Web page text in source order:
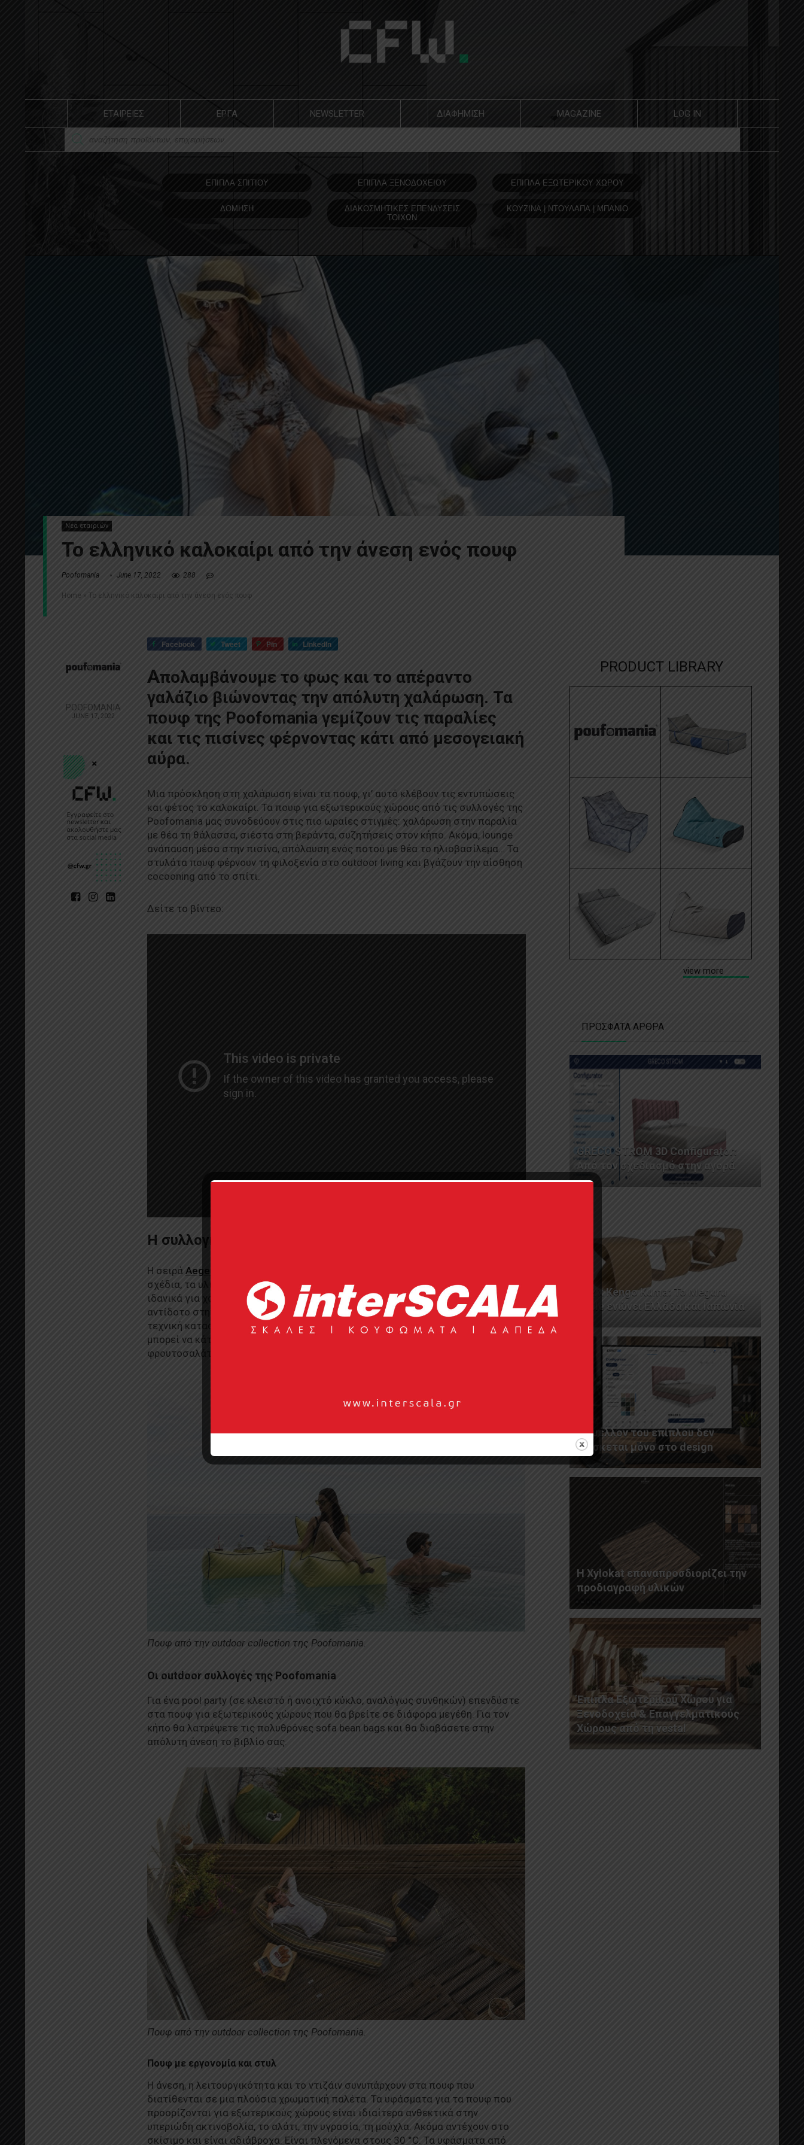
ΕΤΑΙΡΕΙΕΣ ΕΡΓΑ NEWSLETTER ΔΙΑΦΗΜΙΣΗ MAGAZINE LOG IN
ΕΠΙΠΛΑ ΣΠΙΤΙΟΥ ΕΠΙΠΛΑ ΞΕΝΟΔOΧΕΙΟΥ ΕΠΙΠΛΑ ΕΞΩΤΕΡΙΚΟΥ ΧΩΡΟΥ
ΔΟΜΗΣΗ
ΔΙΑΚΟΣΜΗΤΙΚΕΣ ΕΠΕΝΔΥΣΕΙΣ
ΤΟΙΧΩΝ
ΚΟΥΖΙΝΑ | ΝΤΟΥΛΑΠΑ | ΜΠΑΝΙΟ
Νέα εταιριών
Το ελληνικό καλοκαίρι από την άνεση ενός πουφ
Poofomania June 17, 2022 288
Home » Το ελληνικό καλοκαίρι από την άνεση ενός πουφ
POOFOMANIA
JUNE 17, 2022
Facebook Tweet Pin LinkedIn
Απολαμβάνουμε το φως και το απέραντο
γαλάζιο βιώνοντας την απόλυτη χαλάρωση. Τα
πουφ της Poofomania γεμίζουν τις παραλίες
και τις πισίνες φέρνοντας κάτι από μεσογειακή
αύρα.
Μια πρόσκληση στη χαλάρωση είναι τα πουφ, γι’ αυτό κλέβουν τις εντυπώσεις
και φέτος το καλοκαίρι. Τα πουφ για εξωτερικούς χώρους από τις συλλογές της
Poofomania μας συνοδεύουν στις πιο ωραίες στιγμές: χαλάρωση στην παραλία
με θέα τη θάλασσα, σιέστα στη βεράντα, συζητήσεις στον κήπο. Ακόμα, lounge
ανάπαυση μέσα στην πισίνα, απόλαυση ενός ποτού με θέα το ηλιοβασίλεμα… Τα
στυλάτα πουφ φέρνουν τη φιλοξενία στο outdoor living και βγάζουν την αίσθηση
cocooning από το σπίτι.
Δείτε το βίντεο:
Η συλλογή Aegean floating by Poofomania
Η σειρά Aegean floating by Poofomania
σχέδια, τα υλικά, τα χρώματα. Πουφ-πολυθρόνες και πουφ- daybeds είναι
ιδανικά για χαλάρωση και ύπνο στην παραλία κάτω από μια ομπρέλα. Γίνονται το
αντίδοτο στην κόπωση του εγκλεισμού. Είναι αδιάβροχα και έχουν ειδική
τεχνική κατασκευής που τους επιτρέπει να επιπλέουν στο νερό. Έτσι, κάποιος
μπορεί να κάτσει με άνεση σε αυτά μέσα στην πισίνα, να απολαύσει το ποτό ή τη
φρουτοσαλάτα δίπλα σε ένα μίνι πουφ όπου μπορεί να τα ακουμπήσει.
Πουφ από την outdoor collection της Poofomania.
Οι outdoor συλλογές της Poofomania
Για ένα pool party (σε κλειστό ή ανοιχτό κύκλο, αναλόγως συνθηκών) επενδύστε
στα πουφ για εξωτερικούς χώρους που θα βρείτε σε διάφορα μεγέθη. Για τον
κήπο θα λατρέψετε τις πολυθρόνες sofa bean bags και θα διαβάσετε στην
απόλυτη άνεση το βιβλίο σας.
Πουφ από την outdoor collection της Poofomania.
Πουφ με εργονομία και στυλ
Η άνεση, η λειτουργικότητα και το ντιζάιν συνυπάρχουν στα πουφ που
διατίθενται σε μια πλούσια χρωματική παλέτα. Τα υφάσματα για τα πουφ που
προορίζονται για εξωτερικούς χώρους είναι ιδιαίτερα ανθεκτικά στην
υπεριώδη ακτινοβολία, το αλάτι, την υγρασία, τη μούχλα. Ακόμα αντέχουν στο
σκίσιμο και είναι αδιάβροχα. Είναι πλενόμενα στους 30 °C. Τα υφάσματα από
PRODUCT LIBRARY
view more
ΠΡΟΣΦΑΤΑ ΑΡΘΡΑ
GRECO STROM 3D Configurator:
Από τον σχεδιασμό στην αγορά
AL2 x Kengo Kuma: Το Meguru
Table ενώνει Ελλάδα και Ιαπωνία
Το μέλλον του επίπλου δεν
βρίσκεται μόνο στο design
Η Xylokat επαναπροσδιορίζει την
προδιαγραφή υλικών
Έπιπλα Εξωτερικού Χώρου για
Ξενοδοχεία & Επαγγελματικούς
Χώρους από τη vestal